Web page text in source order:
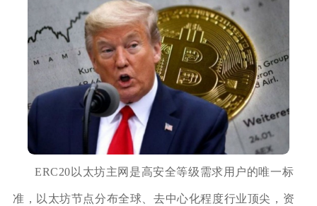
ERC20以太坊主网是高安全等级需求用户的唯一标
准，以太坊节点分布全球、去中心化程度行业顶尖，资